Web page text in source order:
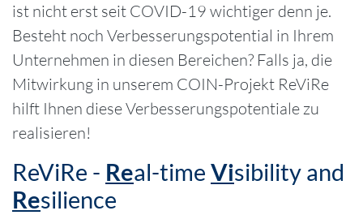
ist nicht erst seit COVID-19 wichtiger denn je.
Besteht noch Verbesserungspotential in Ihrem
Unternehmen in diesen Bereichen? Falls ja, die
Mitwirkung in unserem COIN-Projekt ReViRe
hilft Ihnen diese Verbesserungspotentiale zu
realisieren!
ReViRe - Real-time Visibility and
Resilience